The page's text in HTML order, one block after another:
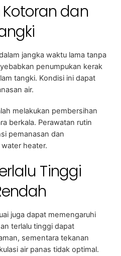
dan
jangka waktu lama tanpa
penumpukan kerak
tangki. Kondisi ini dapat
air.
melakukan pembersihan
berkala. Perawatan rutin
pemanasan dan
heater.
Tinggi
juga dapat memengaruhi
terlalu tinggi dapat
sementara tekanan
air panas tidak optimal.